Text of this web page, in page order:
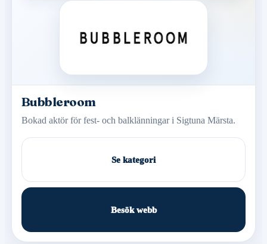
Bubbleroom
Bokad aktör för fest- och balklänningar i Sigtuna Märsta.
Se kategori
Besök webb